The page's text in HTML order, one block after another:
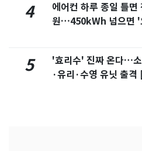
4
에어컨 하루 종일 틀면
원…450kWh 넘으면 '
5
'효리수' 진짜 온다…
·유리·수영 유닛 출격